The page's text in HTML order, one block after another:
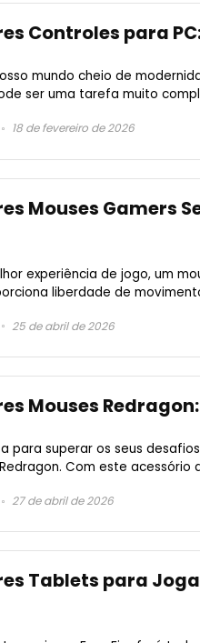
Controles para
mundo cheio de
ser uma tarefa muito
18 de fevereiro de 2026
Mouses Gamers
experiência de jogo, um
liberdade de
25 de abril de 2026
Mouses
para superar os seus
Com este
27 de abril de 2026
Tablets para